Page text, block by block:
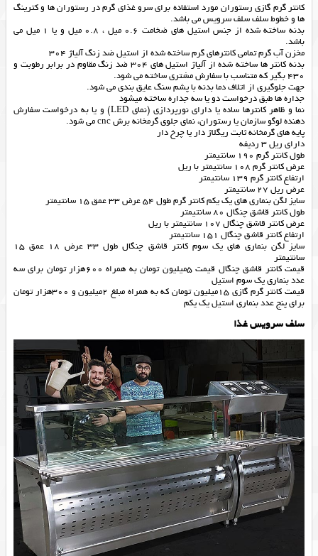
کانتر گرم گازی رستوران مورد استفاده برای سرو غذای گرم در رستوران ها و کترینگ
ها و خطوط سلف سلف سرویس می باشد.
بدنه ساخته شده از جنس استیل های ضخامت 0.6 میل ، 0.8 میل و یا 1 میل می
باشد.
مخزن آب گرم تمامی کانترهای گرم ساخته شده از استیل ضد زنگ آلیاژ 304
بدنه کانتر ها ساخته شده از آلیاژ استیل های 304 ضد زنگ مقاوم در برابر رطوبت و
430 بگیر که متناسب با سفارش مشتری ساخته می شود.
جهت جلوگیری از اتلاف دما بدنه با پشم سنگ عایق بندی می شود.
جداره ها طبق درخواست دو یا سه جداره ساخته میشود
نما و ظاهر کانترها ساده یا دارای نورپردازی (نمای LED) و یا به درخواست سفارش
دهنده لوگو سازمان یا رستوران، نمای جلوی گرمخانه برش cnc می شود.
پایه های گرمخانه ثابت ریگلاژ دار یا چرخ دار
دارای ریل 3 ردیفه
طول کانتر گرم 190 سانتیمتر
عرض کانتر گرم 108 سانتیمتر با ریل
ارتفاع کانتر گرم 139 سانتیمتر
عرض ریل 27 سانتیمتر
سایز لگن بنماری های یک یکم کانتر گرم طول 54 عرض 33 عمق 15 سانتیمتر
طول کانتر قاشق چنگال 80 سانتیمتر
عرض کانتر قاشق چنگال 107 سانتیمتر با ریل
ارتفاع کانتر قاشق چنگال 151 سانتیمتر
سایز لگن بنماری های یک سوم کانتر قاشق چنگال طول 33 عرض 18 عمق 15
سانتیمتر
قیمت کانتر قاشق چنگال قیمت 5میلیون تومان به همراه 600هزار تومان برای سه
عدد بنماری یک سوم استیل
قیمت کانتر گرم گازی 15میلیون تومان که به همراه مبلغ 2میلیون و 300هزار تومان
برای پنج عدد بنماری استیل یک یکم
سلف سرویس غذا